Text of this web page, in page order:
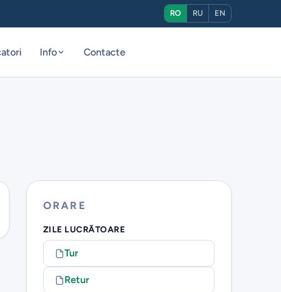
RO RU EN
Info Contacte
ORARE
ZILE LUCRĂTOARE
Tur
Retur